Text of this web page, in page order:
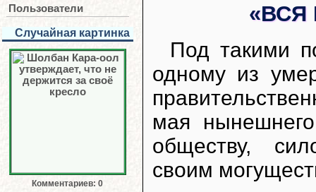
Пользователи
Случайная картинка
Комментариев: 0
«ВСЯ
Под такими
одному из
мая
обществу,
своим